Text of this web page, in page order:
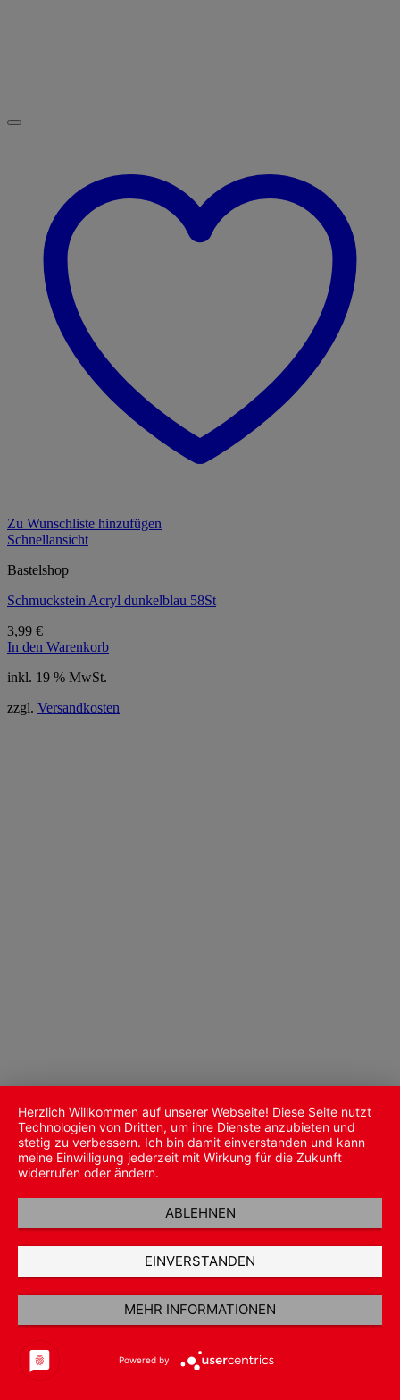
Zu Wunschliste hinzufügen
Schnellansicht
Bastelshop
Schmuckstein Acryl dunkelblau 58St
3,99 €
In den Warenkorb
inkl. 19 % MwSt.
zzgl. Versandkosten
Herzlich Willkommen auf unserer Webseite! Diese Seite nutzt
Technologien von Dritten, um ihre Dienste anzubieten und
stetig zu verbessern. Ich bin damit einverstanden und kann
meine Einwilligung jederzeit mit Wirkung für die Zukunft
widerrufen oder ändern.
ABLEHNEN
EINVERSTANDEN
MEHR INFORMATIONEN
Powered by